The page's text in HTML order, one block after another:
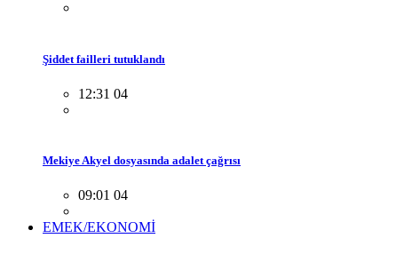
Şiddet failleri tutuklandı
12:31 04
Mekiye Akyel dosyasında adalet çağrısı
09:01 04
EMEK/EKONOMİ